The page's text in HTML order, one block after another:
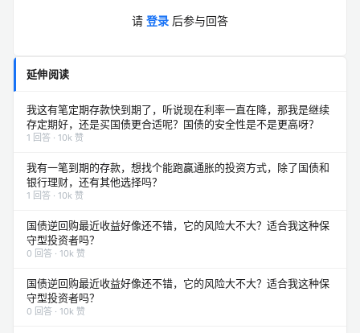
请 登录 后参与回答
延伸阅读
我这有笔定期存款快到期了，听说现在利率一直在降，那我是继续
存定期好，还是买国债更合适呢？国债的安全性是不是更高呀？
1 回答 · 10k 赞
我有一笔到期的存款，想找个能跑赢通胀的投资方式，除了国债和
银行理财，还有其他选择吗？
1 回答 · 10k 赞
国债逆回购最近收益好像还不错，它的风险大不大？适合我这种保
守型投资者吗？
0 回答 · 10k 赞
国债逆回购最近收益好像还不错，它的风险大不大？适合我这种保
守型投资者吗？
0 回答 · 10k 赞